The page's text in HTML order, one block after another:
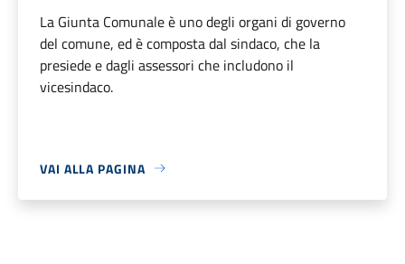
La Giunta Comunale è uno degli organi di governo
del comune, ed è composta dal sindaco, che la
presiede e dagli assessori che includono il
vicesindaco.
VAI ALLA PAGINA